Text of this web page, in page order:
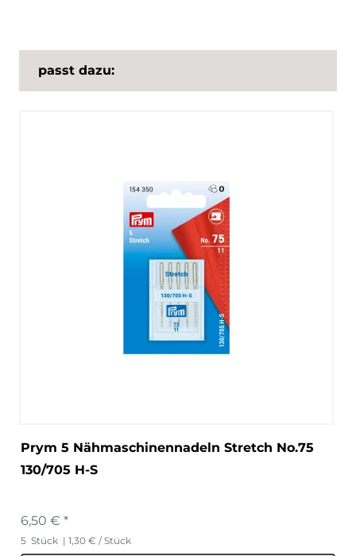
passt dazu:
Prym 5 Nähmaschinennadeln Stretch No.75
130/705 H-S
6,50 € *
5 Stück | 1,30 € / Stück